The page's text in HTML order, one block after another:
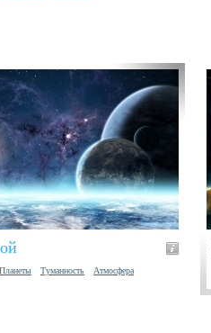
Планеты Туманность Атмосфера